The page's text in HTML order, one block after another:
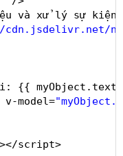
và xử lý sự
{{ myObject.text
v-model=
></script>